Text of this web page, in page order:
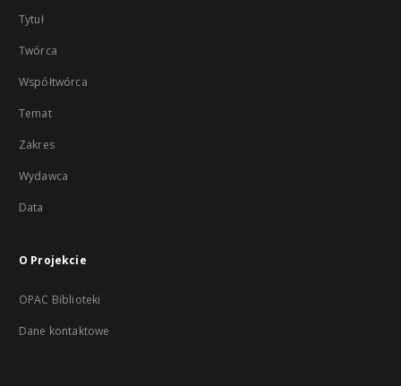
Tytuł
Twórca
Współtwórca
Temat
Zakres
Wydawca
Data
O Projekcie
OPAC Biblioteki
Dane kontaktowe